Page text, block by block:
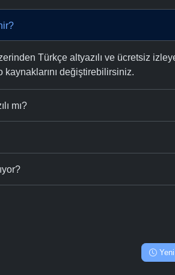
Türkçe altyazılı ve ücretsiz
kaynaklarını değiştirebilirsiniz.
mı?
Yeni